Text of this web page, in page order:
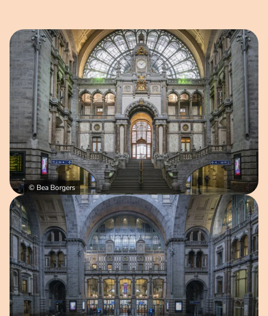
Open afbeelding in popup
© Bea Borgers
Open afbeelding in popup